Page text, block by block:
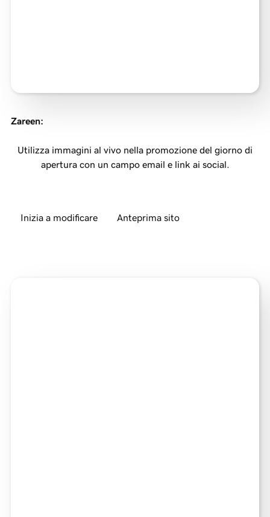
Zareen:
Utilizza immagini al vivo nella promozione del giorno di
apertura con un campo email e link ai social.
Inizia a modificare Anteprima sito